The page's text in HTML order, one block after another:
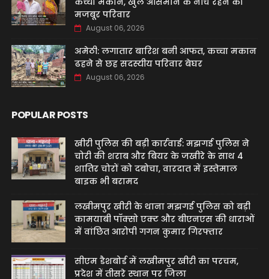
मजबूर परिवार
August 06, 2026
अमेठी: लगातार बारिश बनी आफत, कच्चा मकान
ढहने से छह सदस्यीय परिवार बेघर
August 06, 2026
POPULAR POSTS
खीरी पुलिस की बड़ी कार्रवाई: मझगई पुलिस ने
चोरी की शराब और बियर के जखीरे के साथ 4
शातिर चोरों को दबोचा, वारदात में इस्तेमाल
बाइक भी बरामद
लखीमपुर खीरी के थाना मझगई पुलिस को बड़ी
कामयाबी पॉक्सो एक्ट और बीएनएस की धाराओं
में वांछित आरोपी गगन कुमार गिरफ्तार
सीएम डैशबोर्ड में लखीमपुर खीरी का परचम,
प्रदेश में तीसरे स्थान पर जिला